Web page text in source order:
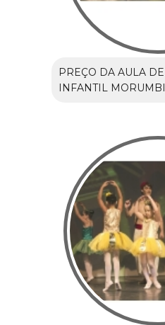
PREÇO DA AULA
INFANTIL MORUMBI